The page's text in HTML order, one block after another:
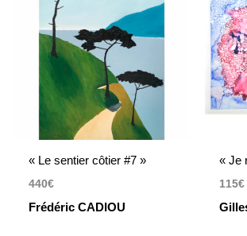
« Le sentier côtier #7 »
440€
Frédéric CADIOU
« Je
115€